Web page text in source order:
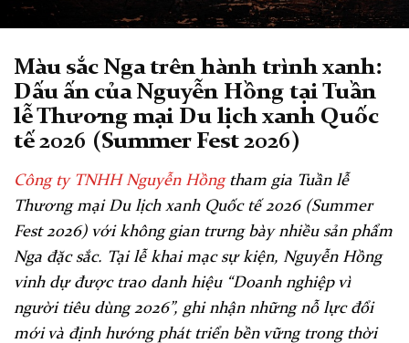
Màu sắc Nga trên hành trình xanh:
Dấu ấn của Nguyễn Hồng tại Tuần
lễ Thương mại Du lịch xanh Quốc
tế 2026 (Summer Fest 2026)
Công ty TNHH Nguyễn Hồngtham gia Tuần lễ
Thương mại Du lịch xanh Quốc tế 2026 (Summer
Fest 2026) với không gian trưng bày nhiều sản phẩm
Nga đặc sắc. Tại lễ khai mạc sự kiện, Nguyễn Hồng
vinh dự được trao danh hiệu “Doanh nghiệp vì
người tiêu dùng 2026”, ghi nhận những nỗ lực đổi
mới và định hướng phát triển bền vững trong thời